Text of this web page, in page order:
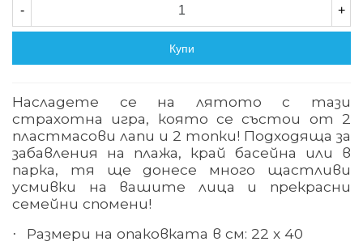
- +
Купи
Насладете се на лятото с тази
страхотна игра, която се състои от 2
пластмасови лапи и 2 топки! Подходяща за
забавления на плажа, край басейна или в
парка, тя ще донесе много щастливи
усмивки на вашите лица и прекрасни
семейни спомени!
· Размери на опаковката в см: 22 х 40